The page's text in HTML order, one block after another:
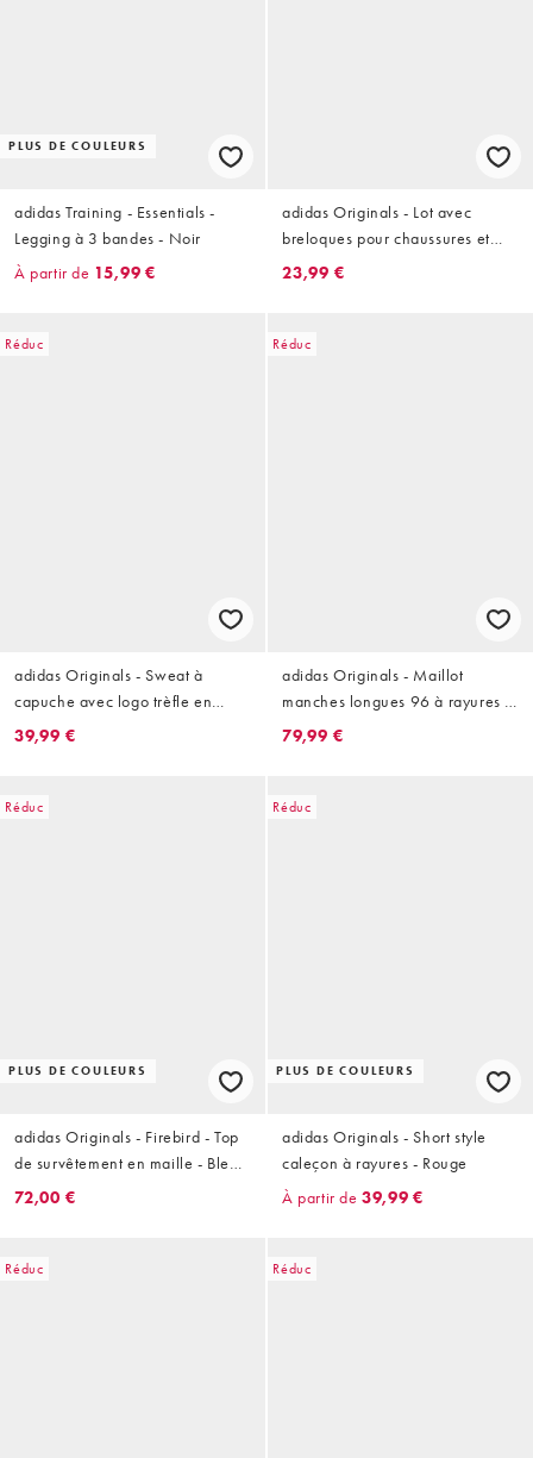
PLUS DE COULEURS
adidas Training - Essentials -
Legging à 3 bandes - Noir
À partir de 15,99 €
adidas Originals - Lot avec
breloques pour chaussures et
lacets - Rose
23,99 €
Réduc
adidas Originals - Sweat à
capuche avec logo trèfle en
cerise - Noir
39,99 €
Réduc
adidas Originals - Maillot
manches longues 96 à rayures -
Bleu clair et bleu marine
79,99 €
Réduc
PLUS DE COULEURS
adidas Originals - Firebird - Top
de survêtement en maille - Bleu
marine
72,00 €
Réduc
PLUS DE COULEURS
adidas Originals - Short style
caleçon à rayures - Rouge
À partir de 39,99 €
Réduc Réduc